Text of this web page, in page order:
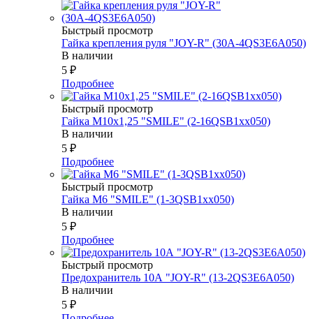
Быстрый просмотр
Гайка крепления руля "JOY-R" (30А-4QS3E6A050)
В наличии
5 ₽
Подробнее
Быстрый просмотр
Гайка М10х1,25 "SMILE" (2-16QSB1xx050)
В наличии
5 ₽
Подробнее
Быстрый просмотр
Гайка М6 "SMILE" (1-3QSB1xx050)
В наличии
5 ₽
Подробнее
Быстрый просмотр
Предохранитель 10А "JOY-R" (13-2QS3E6A050)
В наличии
5 ₽